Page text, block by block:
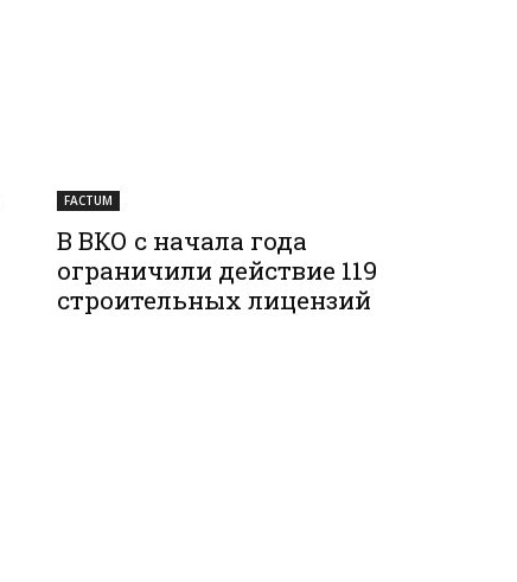
FACTUM
В ВКО с начала года
ограничили действие 119
строительных лицензий